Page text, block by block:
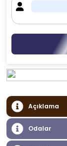
Açıklama
Odalar